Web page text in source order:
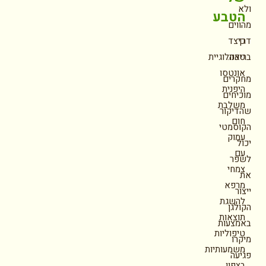
ולא
מהווים
דרך
בריאה.
מחקרים
מוכיחים
שהדיקור
הקוסמטי
יכול
לשפר
את
ייצור
הקולגן
באמצעות
מיקרו
פגיעה
הטבע
כיצד
טכנולוגיית
אונטסו
היפנית
משלבת
חום
עמוק
עם
צמחי
מרפא
להשגת
תוצאות
טיפוליות
משמעותיות